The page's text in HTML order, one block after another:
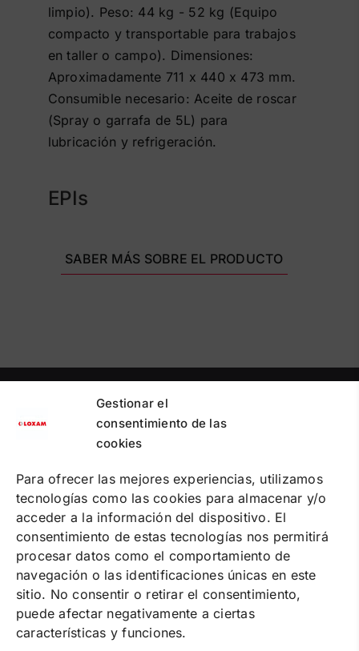
Gestionar el
consentimiento de las
cookies
Para ofrecer las mejores experiencias, utilizamos
tecnologías como las cookies para almacenar y/o
acceder a la información del dispositivo. El
consentimiento de estas tecnologías nos permitirá
procesar datos como el comportamiento de
navegación o las identificaciones únicas en este
sitio. No consentir o retirar el consentimiento,
puede afectar negativamente a ciertas
características y funciones.
limpio). Peso: 44 kg - 52 kg (Equipo
compacto y transportable para trabajos
en taller o campo). Dimensiones:
Aproximadamente 711 x 440 x 473 mm.
Consumible necesario: Aceite de roscar
(Spray o garrafa de 5L) para
lubricación y refrigeración.
EPIs
SABER MÁS SOBRE EL PRODUCTO
PUNTOS DE RECOGIDA
PREGUNTAS FRECUENTES
Política de privacidad
Condiciones de contratación online
Condiciones de alquiler
SOLUCIONES
ALQUILER DE MAQUINARIA
FORMACIÓN
SUMINISTRO DE ENERGÍA
EVENTOS
SERVICE